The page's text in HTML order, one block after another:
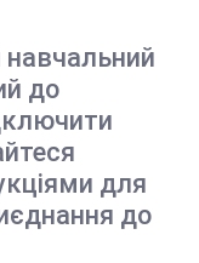
до
для
до